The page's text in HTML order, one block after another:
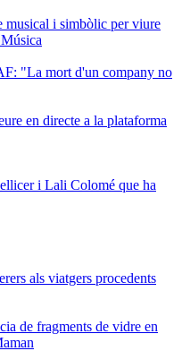
i simbòlic per viure
"La mort d'un company no
en directe a la plataforma
i Lali Colomé que ha
als viatgers procedents
de fragments de vidre en